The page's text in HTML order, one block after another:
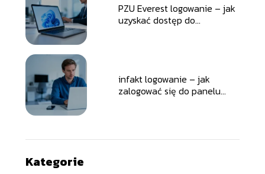
PZU Everest logowanie – jak
uzyskać dostęp do
infakt logowanie – jak
zalogować się do panelu
Kategorie